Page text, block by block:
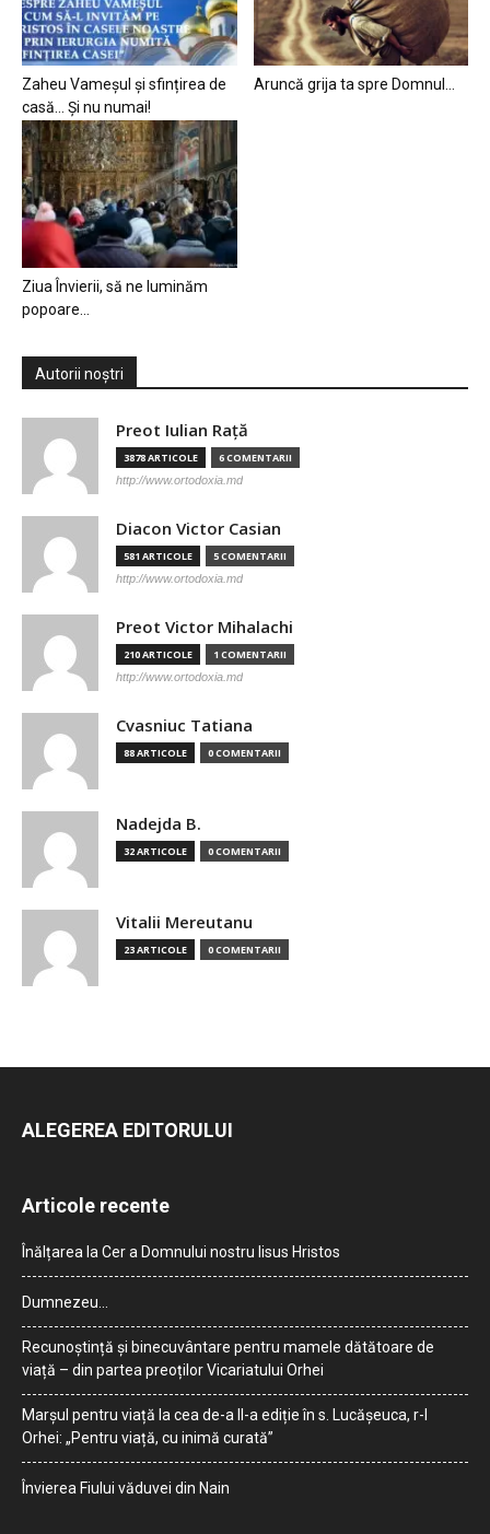
Zaheu Vameșul și sfințirea de
casă… Și nu numai!
Aruncă grija ta spre Domnul…
Ziua Învierii, să ne luminăm
popoare…
Autorii noștri
Preot Iulian Raţă
3878 ARTICOLE 6 COMENTARII
http://www.ortodoxia.md
Diacon Victor Casian
581 ARTICOLE 5 COMENTARII
http://www.ortodoxia.md
Preot Victor Mihalachi
210 ARTICOLE 1 COMENTARII
http://www.ortodoxia.md
Cvasniuc Tatiana
88 ARTICOLE 0 COMENTARII
Nadejda B.
32 ARTICOLE 0 COMENTARII
Vitalii Mereutanu
23 ARTICOLE 0 COMENTARII
ALEGEREA EDITORULUI
Articole recente
Înălțarea la Cer a Domnului nostru Iisus Hristos
Dumnezeu…
Recunoștință și binecuvântare pentru mamele dătătoare de
viață – din partea preoților Vicariatului Orhei
Marșul pentru viață la cea de-a II-a ediție în s. Lucășeuca, r-l
Orhei: „Pentru viață, cu inimă curată”
Învierea Fiului văduvei din Nain